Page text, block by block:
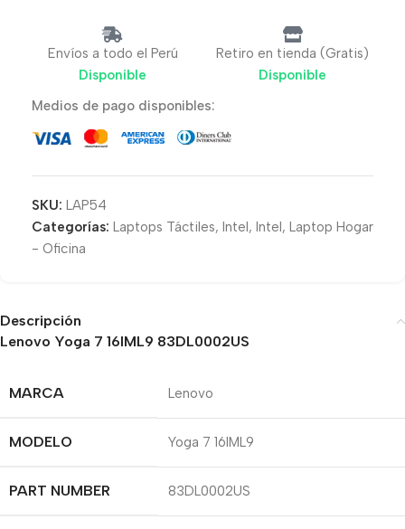
Envíos a todo el Perú
Disponible
Retiro en tienda (Gratis)
Disponible
Medios de pago disponibles:
SKU: LAP54
Categorías: Laptops Táctiles, Intel, Intel, Laptop Hogar
- Oficina
Descripción
Lenovo Yoga 7 16IML9 83DL0002US
MARCA Lenovo
MODELO Yoga 7 16IML9
PART NUMBER 83DL0002US